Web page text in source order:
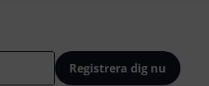
Registrera dig nu